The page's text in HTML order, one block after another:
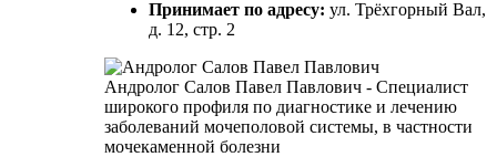
Принимает по адресу:ул. Трёхгорный Вал,
д. 12, стр. 2
Андролог Салов Павел Павлович - Специалист
широкого профиля по диагностике и лечению
заболеваний мочеполовой системы, в частности
мочекаменной болезни